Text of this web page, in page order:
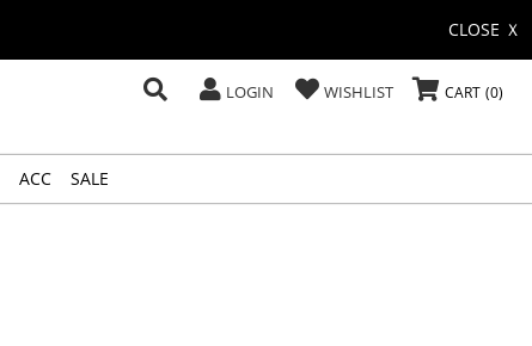
CLOSE Ｘ
CART 0
WISHLIST
LOGIN
ACC SALE